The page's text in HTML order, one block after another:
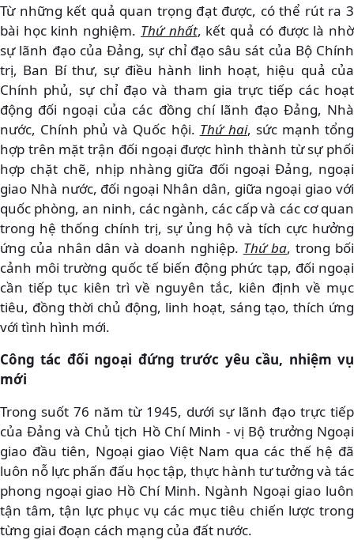
Từ những kết quả quan trọng đạt được, có thể rút ra 3
bài học kinh nghiệm. Thứ nhất, kết quả có được là nhờ
sự lãnh đạo của Đảng, sự chỉ đạo sâu sát của Bộ Chính
trị, Ban Bí thư, sự điều hành linh hoạt, hiệu quả của
Chính phủ, sự chỉ đạo và tham gia trực tiếp các hoạt
động đối ngoại của các đồng chí lãnh đạo Đảng, Nhà
nước, Chính phủ và Quốc hội. Thứ hai, sức mạnh tổng
hợp trên mặt trận đối ngoại được hình thành từ sự phối
hợp chặt chẽ, nhịp nhàng giữa đối ngoại Đảng, ngoại
giao Nhà nước, đối ngoại Nhân dân, giữa ngoại giao với
quốc phòng, an ninh, các ngành, các cấp và các cơ quan
trong hệ thống chính trị, sự ủng hộ và tích cực hưởng
ứng của nhân dân và doanh nghiệp. Thứ ba, trong bối
cảnh môi trường quốc tế biến động phức tạp, đối ngoại
cần tiếp tục kiên trì về nguyên tắc, kiên định về mục
tiêu, đồng thời chủ động, linh hoạt, sáng tạo, thích ứng
với tình hình mới.
Công tác đối ngoại đứng trước yêu cầu, nhiệm vụ
mới
Trong suốt 76 năm từ 1945, dưới sự lãnh đạo trực tiếp
của Đảng và Chủ tịch Hồ Chí Minh - vị Bộ trưởng Ngoại
giao đầu tiên, Ngoại giao Việt Nam qua các thế hệ đã
luôn nỗ lực phấn đấu học tập, thực hành tư tưởng và tác
phong ngoại giao Hồ Chí Minh. Ngành Ngoại giao luôn
tận tâm, tận lực phục vụ các mục tiêu chiến lược trong
từng giai đoạn cách mạng của đất nước.